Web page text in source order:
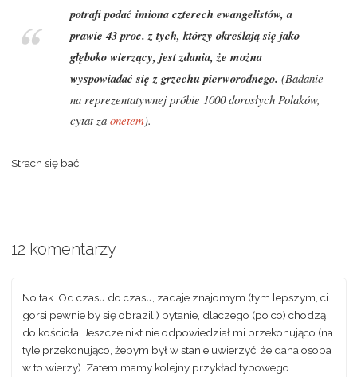
potrafi podać imiona czterech ewangelistów, a
prawie 43 proc. z tych, którzy określają się jako
głęboko wierzący, jest zdania, że można
wyspowiadać się z grzechu pierworodnego. (Badanie
na reprezentatywnej próbie 1000 dorosłych Polaków,
cytat za onetem).
Strach się bać.
12 komentarzy
No tak. Od czasu do czasu, zadaje znajomym (tym lepszym, ci
gorsi pewnie by się obrazili) pytanie, dlaczego (po co) chodzą
do kościoła. Jeszcze nikt nie odpowiedział mi przekonująco (na
tyle przekonująco, żebym był w stanie uwierzyć, że dana osoba
w to wierzy). Zatem mamy kolejny przykład typowego